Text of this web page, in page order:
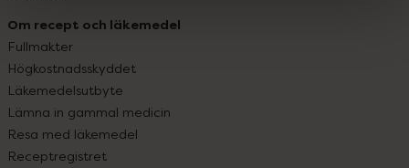
Om recept och läkemedel
Fullmakter
Högkostnadsskyddet
Läkemedelsutbyte
Lämna in gammal medicin
Resa med läkemedel
Receptregistret